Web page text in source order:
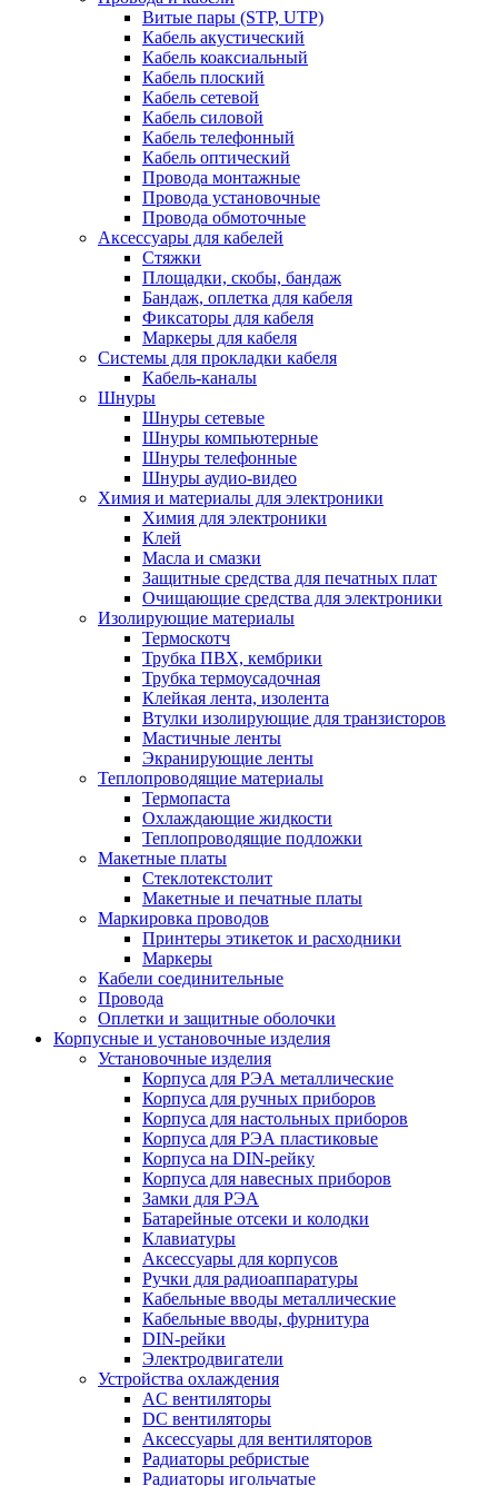
Витые пары (STP, UTP)
Кабель акустический
Кабель коаксиальный
Кабель плоский
Кабель сетевой
Кабель силовой
Кабель телефонный
Кабель оптический
Провода монтажные
Провода установочные
Провода обмоточные
Аксессуары для кабелей
Стяжки
Площадки, скобы, бандаж
Бандаж, оплетка для кабеля
Фиксаторы для кабеля
Маркеры для кабеля
Системы для прокладки кабеля
Кабель-каналы
Шнуры
Шнуры сетевые
Шнуры компьютерные
Шнуры телефонные
Шнуры аудио-видео
Химия и материалы для электроники
Химия для электроники
Клей
Масла и смазки
Защитные средства для печатных плат
Очищающие средства для электроники
Изолирующие материалы
Термоскотч
Трубка ПВХ, кембрики
Трубка термоусадочная
Клейкая лента, изолента
Втулки изолирующие для транзисторов
Мастичные ленты
Экранирующие ленты
Теплопроводящие материалы
Термопаста
Охлаждающие жидкости
Теплопроводящие подложки
Макетные платы
Стеклотекстолит
Макетные и печатные платы
Маркировка проводов
Принтеры этикеток и расходники
Маркеры
Кабели соединительные
Провода
Оплетки и защитные оболочки
Корпусные и установочные изделия
Установочные изделия
Корпуса для РЭА металлические
Корпуса для ручных приборов
Корпуса для настольных приборов
Корпуса для РЭА пластиковые
Корпуса на DIN-рейку
Корпуса для навесных приборов
Замки для РЭА
Батарейные отсеки и колодки
Клавиатуры
Аксессуары для корпусов
Ручки для радиоаппаратуры
Кабельные вводы металлические
Кабельные вводы, фурнитура
DIN-рейки
Электродвигатели
Устройства охлаждения
AC вентиляторы
DC вентиляторы
Аксессуары для вентиляторов
Радиаторы ребристые
Радиаторы игольчатые